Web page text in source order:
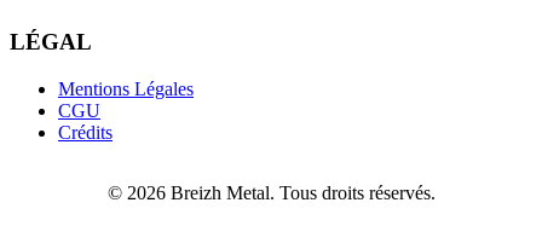
LÉGAL
Mentions Légales
CGU
Crédits
© 2026 Breizh Metal. Tous droits réservés.